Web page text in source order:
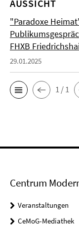
AUSSICHT
"Paradoxe
FHXB
29.01.2025
1 / 1
Centrum
Veranstaltungen
CeMoG-Mediathek